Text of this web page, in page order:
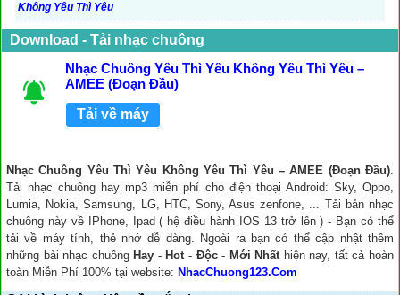
Không Yêu Thì Yêu
Download - Tải nhạc chuông
Nhạc Chuông Yêu Thì Yêu Không Yêu Thì Yêu –
AMEE (Đoạn Đầu)
Tải về máy
Nhạc Chuông Yêu Thì Yêu Không Yêu Thì Yêu – AMEE (Đoạn Đầu).
Tải nhạc chuông hay mp3 miễn phí cho điện thoại Android: Sky, Oppo,
Lumia, Nokia, Samsung, LG, HTC, Sony, Asus zenfone, ... Tải bản nhạc
chuông này về IPhone, Ipad ( hệ điều hành IOS 13 trở lên ) - Bạn có thể
tải về máy tính, thẻ nhớ dễ dàng. Ngoài ra bạn có thể cập nhật thêm
những bài nhạc chuông Hay - Hot - Độc - Mới Nhấthiện nay, tất cả hoàn
toàn Miễn Phí 100% tại website: NhacChuong123.Com